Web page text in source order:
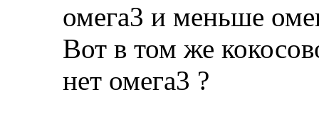
омега3 и меньше
Вот в том же
нет омега3 ?